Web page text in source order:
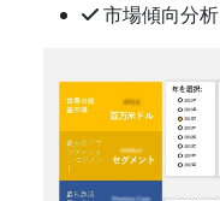
市場傾向分析